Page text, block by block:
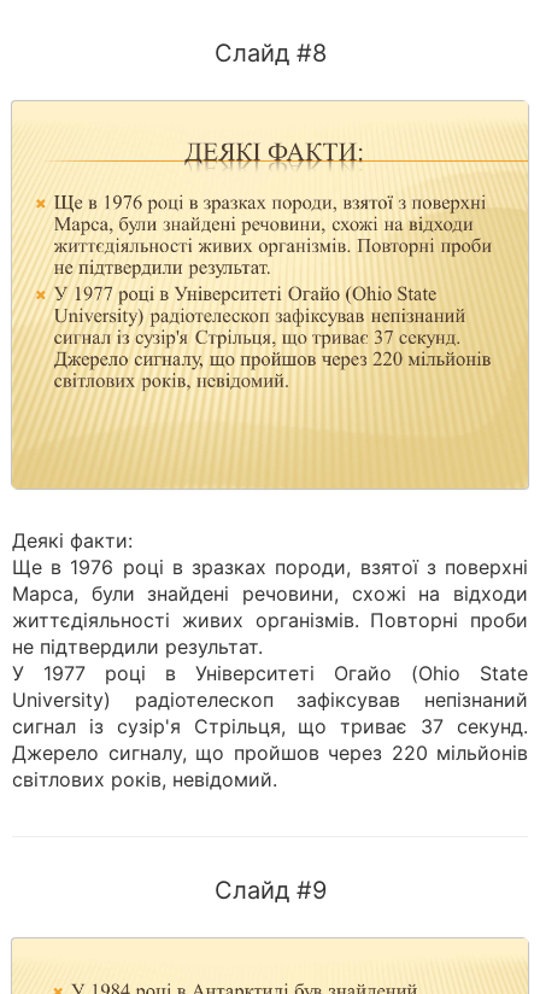
Слайд #8
Деякі факти:
Ще в 1976 році в зразках породи, взятої з поверхні
Марса, були знайдені речовини, схожі на відходи
життєдіяльності живих організмів. Повторні проби
не підтвердили результат.
У 1977 році в Університеті Огайо (Ohio State
University) радіотелескоп зафіксував непізнаний
сигнал із сузір'я Стрільця, що триває 37 секунд.
Джерело сигналу, що пройшов через 220 мільйонів
світлових років, невідомий.
Слайд #9